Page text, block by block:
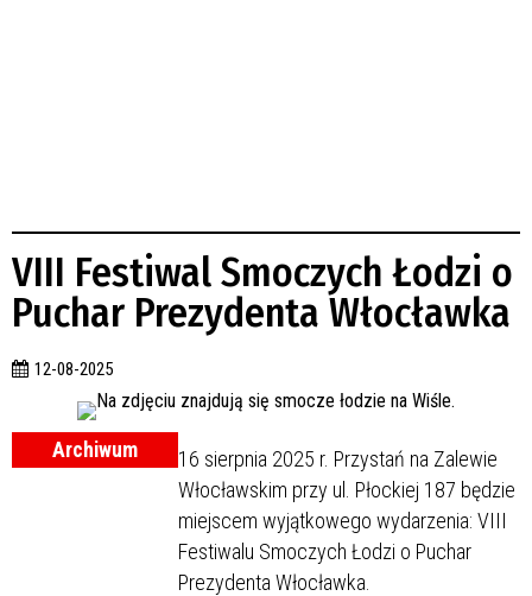
VIII Festiwal Smoczych Łodzi o
Puchar Prezydenta Włocławka
12-08-2025
Archiwum
16 sierpnia 2025 r. Przystań na Zalewie
Włocławskim przy ul. Płockiej 187 będzie
miejscem wyjątkowego wydarzenia: VIII
Festiwalu Smoczych Łodzi o Puchar
Prezydenta Włocławka.